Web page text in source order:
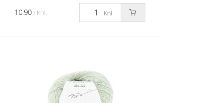
Knl.
10.90 / Knl.